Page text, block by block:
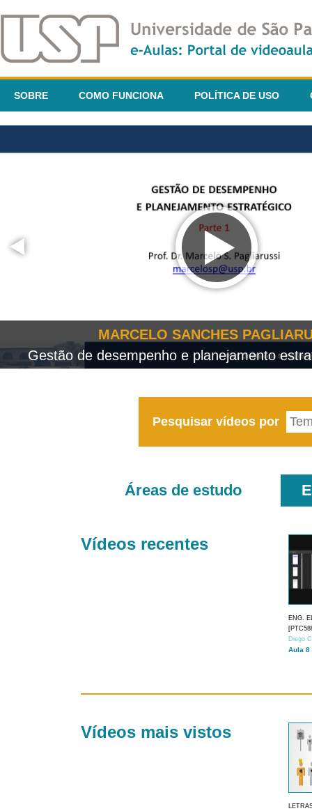
SOBRE COMO FUNCIONA POLÍTICA DE USO
MARCELO SANCHES
Gestão de desempenho e planejamento
Pesquisar vídeos por
Áreas de estudo
Vídeos recentes
ENG.
Diego
Aula 8
Vídeos mais vistos